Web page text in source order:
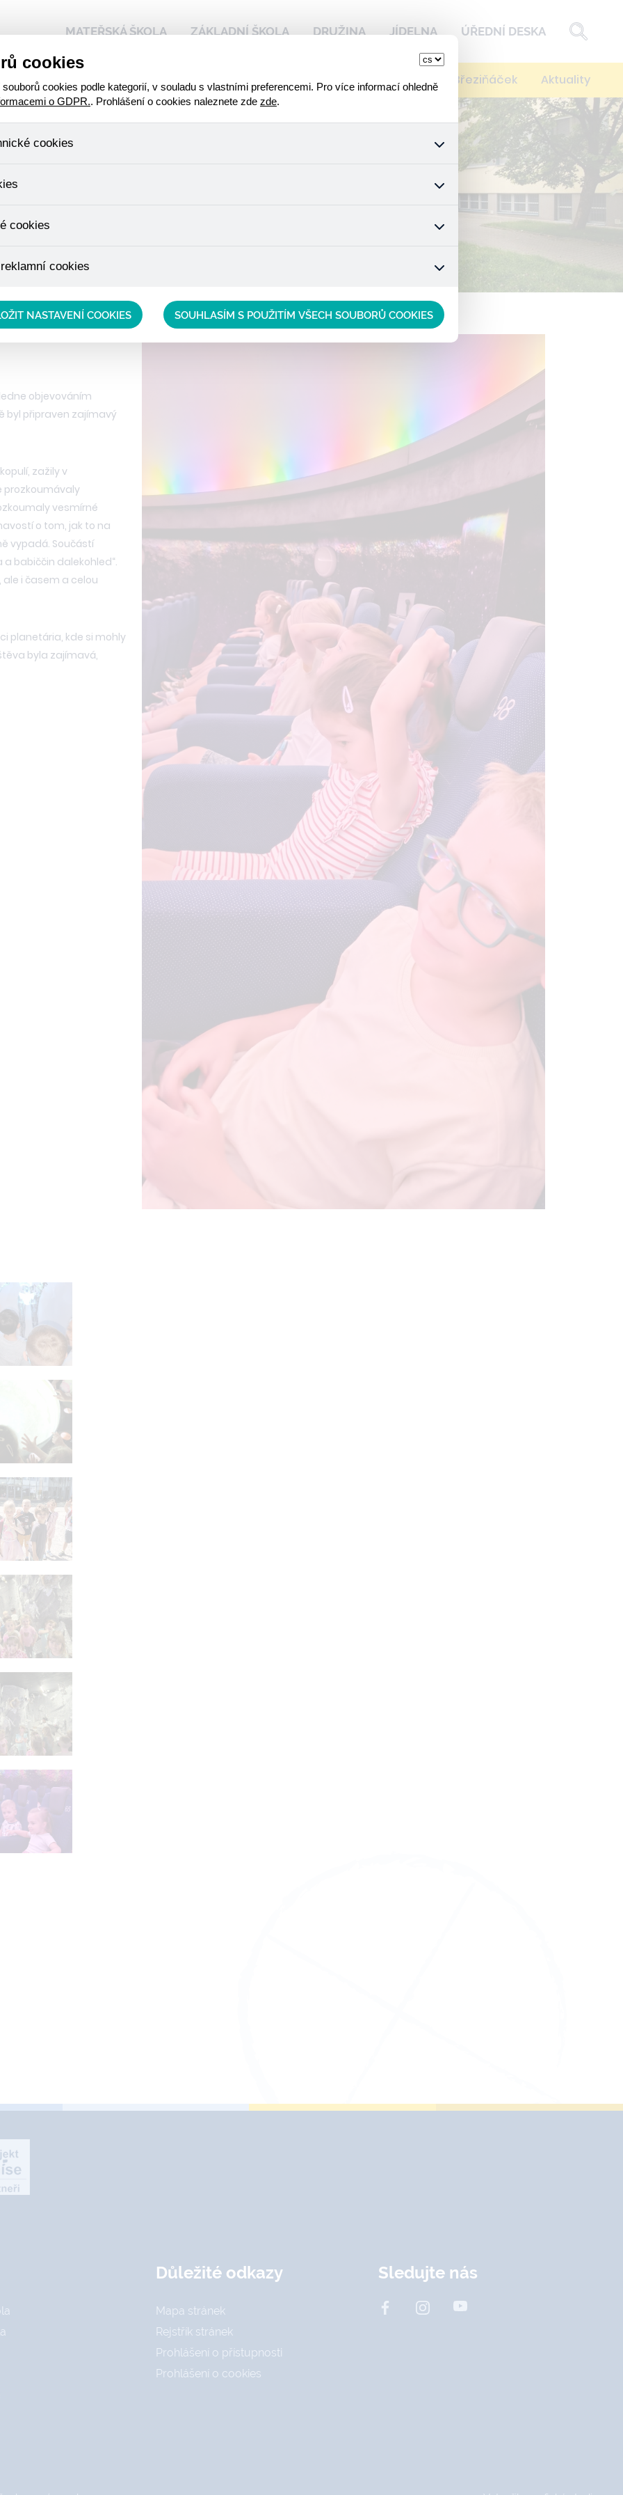
MATEŘSKÁ ŠKOLA ZÁKLADNÍ ŠKOLA DRUŽINA JÍDELNA ÚŘEDNÍ DESKA
naší škole Kalendář akcí Stravování - přihlášení Kontakty Spolek Březiňáček Aktuality
objevováním
byl připraven zajímavý
zažily v
prozkoumávaly
vesmírné
o tom, jak to na
vypadá. Součástí
babiččin dalekohled“.
i časem a celou
planetária, kde si mohly
byla zajímavá,
Důležité odkazy
Mapa stránek
Rejstřík stránek
Prohlášení o přístupnosti
Prohlášení o cookies
Sledujte nás
cookies
cookies podle kategorií, v souladu s vlastními preferencemi. Pro více informací ohledně
o GDPR.. Prohlášení o cookies naleznete zde zde.
cookies
produktů v nákupním košíku, ovládání filtrů a také nastavení souhlasu s uživáním cookies.
anonymizované cookies nelze přiřadit konkrétnímu uživateli. Proto nedokážeme zjistit
cookies
nabídku přímo přizpůsobit vašim preferencím, což vám pomůže vyhnout se nevhodným
cookies
NASTAVENÍ COOKIES SOUHLASÍM S POUŽITÍM VŠECH SOUBORŮ COOKIES